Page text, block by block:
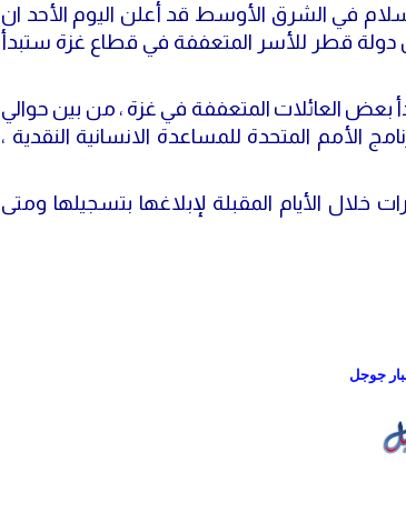
في الشرق الأوسط قد أعلن اليوم الأحد ان
دولة قطر للأسر المتعففة في قطاع غزة ستبدأ
العائلات المتعففة في غزة ، من بين حوالي
الأمم المتحدة للمساعدة الانسانية النقدية ،
الأيام المقبلة لإبلاغها بتسجيلها ومتى
جوجل